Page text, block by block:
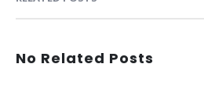
No Related Posts